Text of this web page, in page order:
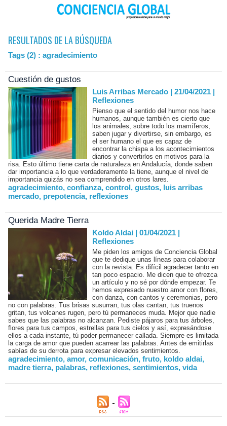
RESULTADOS DE LA BÚSQUEDA
Tags (2) : agradecimiento
Cuestión de gustos
Luis Arribas Mercado | 21/04/2021 |
Reflexiones
Pienso que el sentido del humor nos hace
humanos, aunque también es cierto que
los animales, sobre todo los mamíferos,
saben jugar y divertirse, sin embargo, es
el ser humano el que es capaz de
encontrar la chispa a los acontecimientos
diarios y convertirlos en motivos para la
risa. Esto último tiene carta de naturaleza en Andalucía, donde saben
dar importancia a lo que verdaderamente la tiene, aunque el nivel de
importancia quizás no sea comprendido en otros lares.
agradecimiento, confianza, control, gustos, luis arribas
mercado, prepotencia, reflexiones
Querida Madre Tierra
Koldo Aldai | 01/04/2021 |
Reflexiones
Me piden los amigos de Conciencia Global
que te dedique unas líneas para colaborar
con la revista. Es difícil agradecer tanto en
tan poco espacio. Me dicen que te ofrezca
un artículo y no sé por dónde empezar. Te
hemos expresado nuestro amor con flores,
con danza, con cantos y ceremonias, pero
no con palabras. Tus brisas susurran, tus olas cantan, tus truenos
gritan, tus volcanes rugen, pero tú permaneces muda. Mejor que nadie
sabes que las palabras no alcanzan. Pediste pájaros para tus árboles,
flores para tus campos, estrellas para tus cielos y así, expresándose
ellos a cada instante, tú poder permanecer callada. Siempre es limitada
la carga de amor que pueden acarrear las palabras. Antes de emitirlas
sabías de su derrota para expresar elevados sentimientos.
agradecimiento, amor, comunicación, fruto, koldo aldai,
madre tierra, palabras, reflexiones, sentimientos, vida